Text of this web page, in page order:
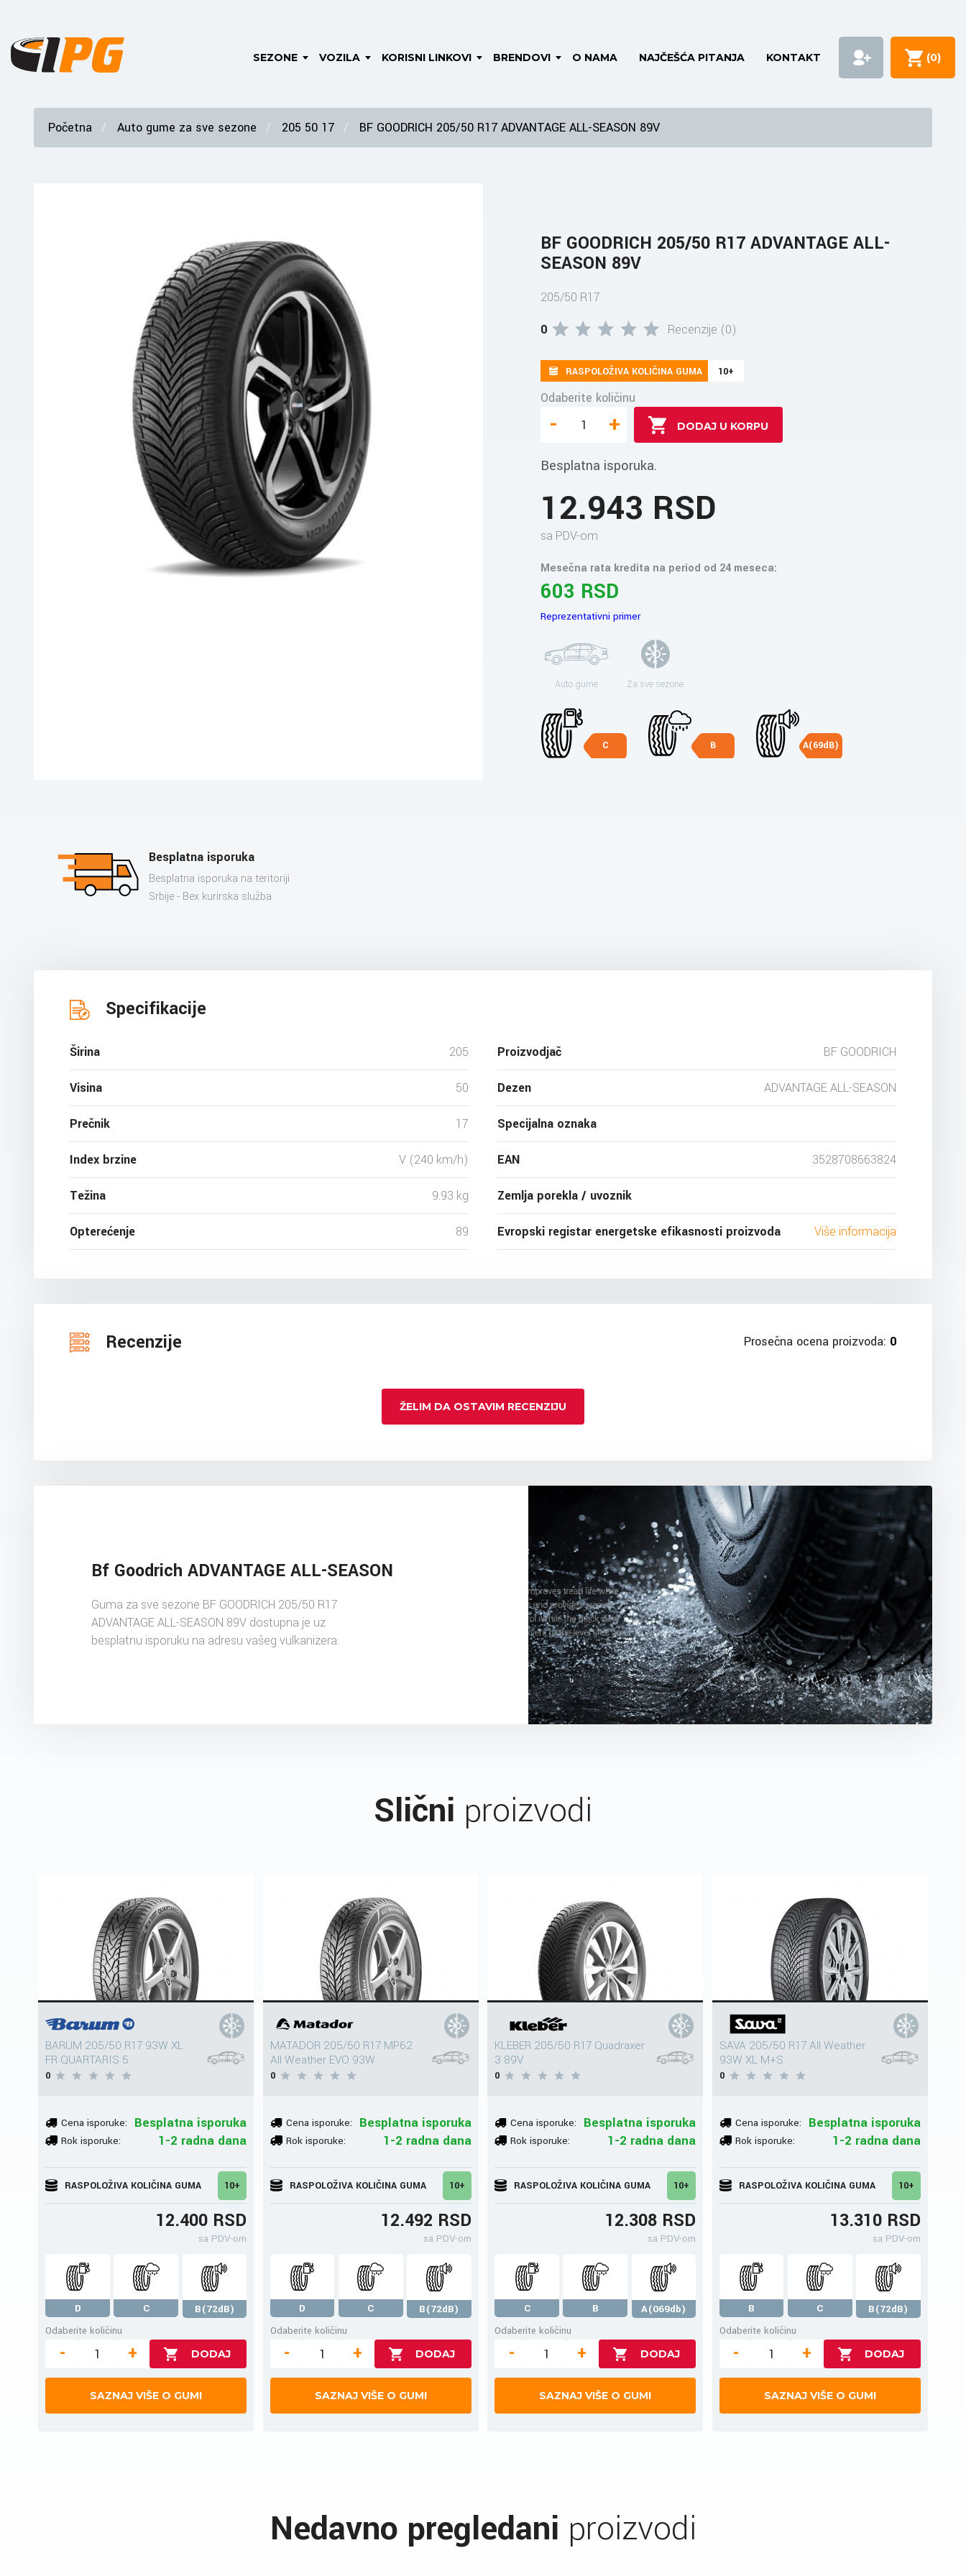
SEZONE VOZILA KORISNI LINKOVI BRENDOVI O NAMA NAJČEŠĆA PITANJA KONTAKT (0)
Početna Auto gume za sve sezone 205 50 17 BF GOODRICH 205/50 R17 ADVANTAGE ALL-SEASON 89V
BF GOODRICH 205/50 R17 ADVANTAGE ALL-
SEASON 89V
205/50 R17
0
Recenzije (0)
RASPOLOŽIVA KOLIČINA GUMA 10+
Odaberite količinu
- +
Besplatna isporuka.
12.943 RSD
sa PDV-om
Mesečna rata kredita na period od 24 meseca:
603 RSD
Reprezentativni primer
Auto gume Za sve sezone
C B A(69dB)
Besplatna isporuka
Besplatna isporuka na teritoriji
Srbije - Bex kurirska služba
Specifikacije
Širina 205
Visina 50
Prečnik 17
Index brzine V (240 km/h)
Težina 9.93 kg
Opterećenje 89
Proizvodjač BF GOODRICH
Dezen ADVANTAGE ALL-SEASON
Specijalna oznaka
EAN 3528708663824
Zemlja porekla / uvoznik
Evropski registar energetske efikasnosti proizvoda Više informacija
Recenzije Prosečna ocena proizvoda: 0
ŽELIM DA OSTAVIM RECENZIJU
Bf Goodrich ADVANTAGE ALL-SEASON
Guma za sve sezone BF GOODRICH 205/50 R17
ADVANTAGE ALL-SEASON 89V dostupna je uz
besplatnu isporuku na adresu vašeg vulkanizera.
Slični proizvodi
BARUM 205/50 R17 93W XL
FR QUARTARIS 5
0
Cena isporuke: Besplatna isporuka
Rok isporuke: 1-2 radna dana
RASPOLOŽIVA KOLIČINA GUMA 10+
12.400 RSD
sa PDV-om
D C
B(72dB)
Odaberite količinu
- +
SAZNAJ VIŠE O GUMI
MATADOR 205/50 R17 MP62
All Weather EVO 93W
0
Cena isporuke: Besplatna isporuka
Rok isporuke: 1-2 radna dana
RASPOLOŽIVA KOLIČINA GUMA 10+
12.492 RSD
sa PDV-om
D C
B(72dB)
Odaberite količinu
- +
SAZNAJ VIŠE O GUMI
KLEBER 205/50 R17 Quadraxer
3 89V
0
Cena isporuke: Besplatna isporuka
Rok isporuke: 1-2 radna dana
RASPOLOŽIVA KOLIČINA GUMA 10+
12.308 RSD
sa PDV-om
C B
A(069db)
Odaberite količinu
- +
SAZNAJ VIŠE O GUMI
SAVA 205/50 R17 All Weather
93W XL M+S
0
Cena isporuke: Besplatna isporuka
Rok isporuke: 1-2 radna dana
RASPOLOŽIVA KOLIČINA GUMA 10+
13.310 RSD
sa PDV-om
B C
B(72dB)
Odaberite količinu
- +
SAZNAJ VIŠE O GUMI
Nedavno pregledani proizvodi